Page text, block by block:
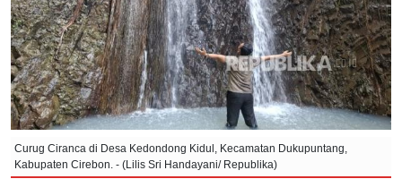
Curug Ciranca di Desa Kedondong Kidul, Kecamatan Dukupuntang,
Kabupaten Cirebon. - (Lilis Sri Handayani/ Republika)